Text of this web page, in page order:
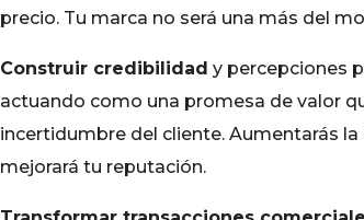
precio. Tu marca no será una más del
Construir credibilidad y percepciones
actuando como una promesa de valor
incertidumbre del cliente. Aumentarás la
mejorará tu reputación.